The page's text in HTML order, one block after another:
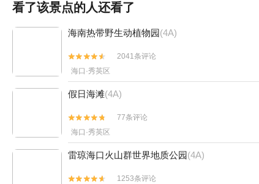
看了该景点的人还看了
海南热带野生动植物园(4A)


2041条评论
海口·秀英区
假日海滩(4A)


77条评论
海口·秀英区
雷琼海口火山群世界地质公园(4A)


1253条评论